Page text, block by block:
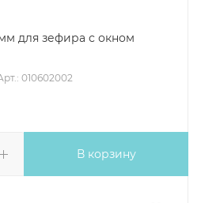
для зефира с окном
010602002
В корзину